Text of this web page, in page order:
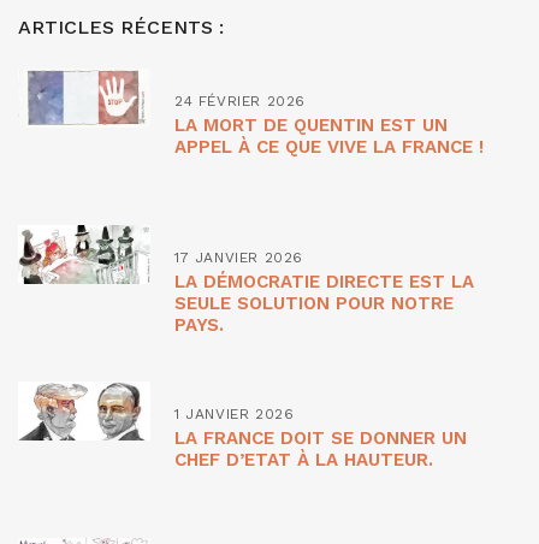
ARTICLES RÉCENTS :
24 FÉVRIER 2026
LA MORT DE QUENTIN EST UN
APPEL À CE QUE VIVE LA FRANCE !
17 JANVIER 2026
LA DÉMOCRATIE DIRECTE EST LA
SEULE SOLUTION POUR NOTRE
PAYS.
1 JANVIER 2026
LA FRANCE DOIT SE DONNER UN
CHEF D’ETAT À LA HAUTEUR.